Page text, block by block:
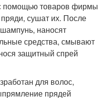
помощью товаров фирмы
сушат их. После
наносят
средства, смывают
защитный спрей
для волос,
прядей